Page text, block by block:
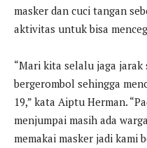
masker dan cuci tangan
aktivitas untuk bisa
“Mari kita selalu jaga jarak
bergerombol sehingga
19,” kata Aiptu Herman.
menjumpai masih ada
memakai masker jadi kami